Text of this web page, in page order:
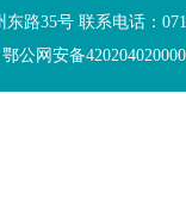
路35号 联系电话：
公网安备